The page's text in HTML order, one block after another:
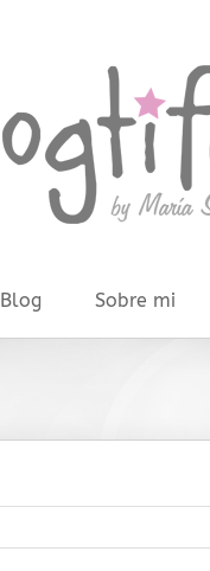
Blog Sobre mi